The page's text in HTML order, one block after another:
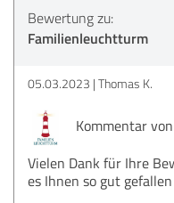
Bewertung zu:
Familienleuchtturm
05.03.2023 Thomas K.
Kommentar
Vielen Dank für Ihre
es Ihnen so gut